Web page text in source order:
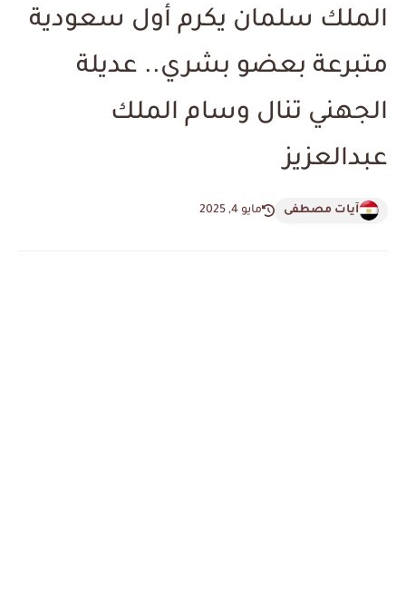
الملك سلمان يكرم أول سعودية
متبرعة بعضو بشري.. عديلة
الجهني تنال وسام الملك
عبدالعزيز
آيات مصطفى مايو 4, 2025